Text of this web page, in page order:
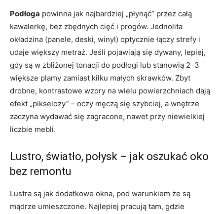
Podłoga powinna jak najbardziej „płynąć” przez całą
kawalerkę, bez zbędnych cięć i progów. Jednolita
okładzina (panele, deski, winyl) optycznie łączy strefy i
udaje większy metraż. Jeśli pojawiają się dywany, lepiej,
gdy są w zbliżonej tonacji do podłogi lub stanowią 2–3
większe plamy zamiast kilku małych skrawków. Zbyt
drobne, kontrastowe wzory na wielu powierzchniach dają
efekt „pikselozy” – oczy męczą się szybciej, a wnętrze
zaczyna wydawać się zagracone, nawet przy niewielkiej
liczbie mebli.
Lustro, światło, połysk – jak oszukać oko
bez remontu
Lustra są jak dodatkowe okna, pod warunkiem że są
mądrze umieszczone. Najlepiej pracują tam, gdzie